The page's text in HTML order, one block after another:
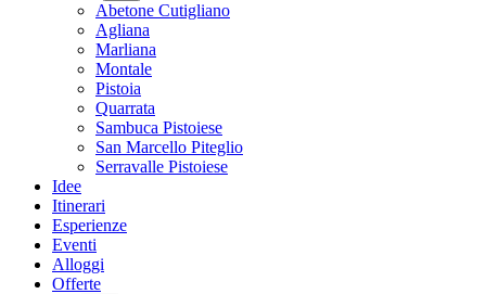
Abetone Cutigliano
Agliana
Marliana
Montale
Pistoia
Quarrata
Sambuca Pistoiese
San Marcello Piteglio
Serravalle Pistoiese
Idee
Itinerari
Esperienze
Eventi
Alloggi
Offerte